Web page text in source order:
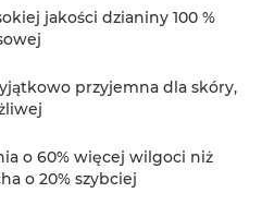
jakości dzianiny 100 %
przyjemna dla skóry,
o 60% więcej wilgoci niż
o 20% szybciej